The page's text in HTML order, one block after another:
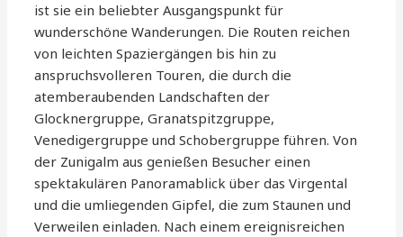
ist sie ein beliebter Ausgangspunkt für
wunderschöne Wanderungen. Die Routen reichen
von leichten Spaziergängen bis hin zu
anspruchsvolleren Touren, die durch die
atemberaubenden Landschaften der
Glocknergruppe, Granatspitzgruppe,
Venedigergruppe und Schobergruppe führen. Von
der Zunigalm aus genießen Besucher einen
spektakulären Panoramablick über das Virgental
und die umliegenden Gipfel, die zum Staunen und
Verweilen einladen. Nach einem ereignisreichen